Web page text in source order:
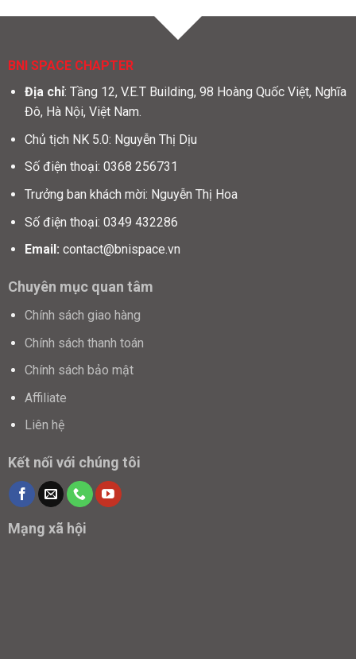
BNI SPACE CHAPTER
Địa chỉ: Tầng 12, V.E.T Building, 98 Hoàng Quốc Việt, Nghĩa
Đô, Hà Nội, Việt Nam.
Chủ tịch NK 5.0: Nguyễn Thị Dịu
Số điện thoại: 0368 256731
Trưởng ban khách mời: Nguyễn Thị Hoa
Số điện thoại: 0349 432286
Email: contact@bnispace.vn
Chuyên mục quan tâm
Chính sách giao hàng
Chính sách thanh toán
Chính sách bảo mật
Affiliate
Liên hệ
Kết nối với chúng tôi
Mạng xã hội